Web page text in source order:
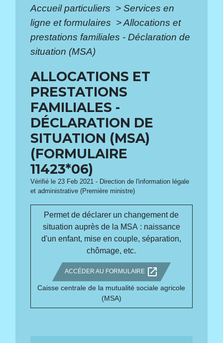
Accueil particuliers > Services en
ligne et formulaires >Allocations et
prestations familiales - Déclaration de
situation (MSA)
ALLOCATIONS ET
PRESTATIONS
FAMILIALES -
DÉCLARATION DE
SITUATION (MSA)
(FORMULAIRE
11423*06)
Vérifié le 23 Feb 2021 - Direction de l'information légale
et administrative (Première ministre)
Permet de déclarer un changement de
situation auprès de la MSA : naissance
d'un enfant, mise en couple, séparation,
chômage, etc.
ACCÉDER AU FORMULAIRE open_in_new
Caisse centrale de la mutualité sociale agricole
(MSA)